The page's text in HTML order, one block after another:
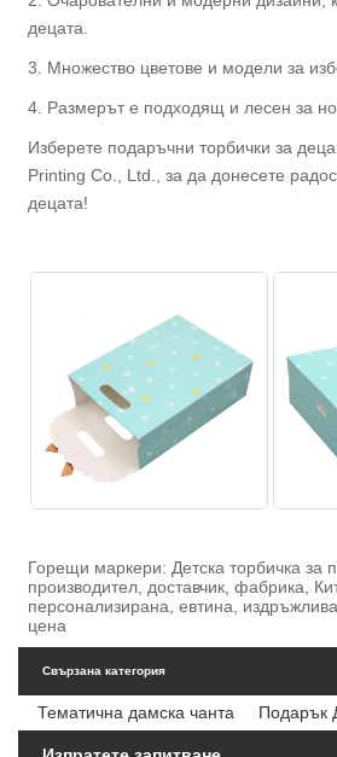
децата.
3. Множество цветове и модели за
4. Размерът е подходящ и лесен за
Изберете подаръчни торбички за
Printing Co., Ltd., за да донесете
децата!
Горещи маркери: Детска торбичка за
производител, доставчик, фабрика,
персонализирана, евтина,
цена
Свързана категория
Тематична дамска чанта Подарък